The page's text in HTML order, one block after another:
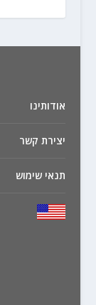
אודותינו
יצירת קשר
תנאי שימוש